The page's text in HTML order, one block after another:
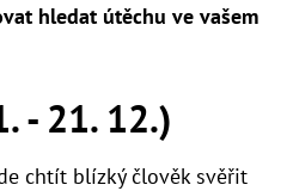
hledat útěchu ve vašem
- 21. 12.)
chtít blízký člověk svěřit